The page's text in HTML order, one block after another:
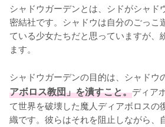
シャドウガーデンとは、シドがシャド
密結社です。シャドウは自分のごっこ
ている少女たちだと思っていますが、
ます。
シャドウガーデンの目的は、シャドウ
アボロス教団」を潰すこと。ディア
て世界を破壊した魔人ディアボロスの
織です。彼らはそれを阻止しながら、